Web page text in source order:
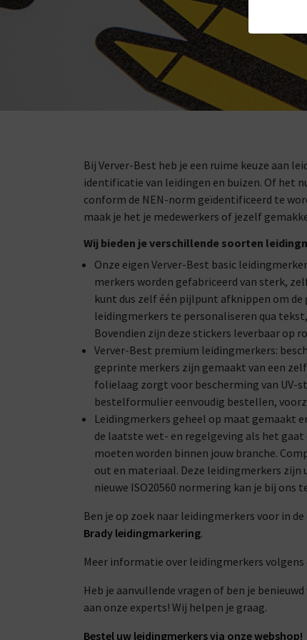
Bij Verver-Best heb je een ruime keuze aan
identificatie van leidingen en buizen. Of het
conform de NEN-norm geïdentificeerd te
maak je het je medewerkers of jezelf
Wij bieden je verschillende soorten
Onze eigen Verver-Best basic
merkers worden gefabriceerd van sterk,
kunt dus zelf één pijlpunt afknippen om
leidingmerkers te personaliseren qua
Bovendien zijn deze stickers leverbaar op
Verver-Best premium leidingmerkers:
geprinte merkers zijn gemaakt van een
folielaag zorgt voor bescherming van UV-
bestelformulier eenvoudig bestellen,
Leidingmerkers geheel op maat gemaakt
de laatste wet- en regelgeving als het
moeten worden binnen jouw branche.
out en materiaal. Deze leidingmerkers
nieuwe ISO20560 normering kan je bij ons
Ben je op zoek naar leidingmerkers voor in
Brady leidingmarkering.
Meer informatie over leidingmerkers volgens
Heb je aanvullende vragen of ben je
aan onze experts! Wij helpen je graag.
Bestel uw leidingmerkers via onze webshop!